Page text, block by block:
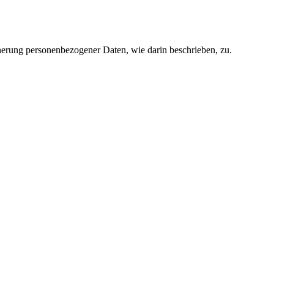
personenbezogener Daten, wie darin beschrieben, zu.